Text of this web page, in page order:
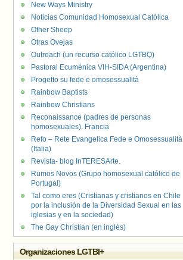
New Ways Ministry
Noticias Comunidad Homosexual Católica
Other Sheep
Otras Ovejas
Outreach (un recurso católico LGTBQ)
Pastoral Ecuménica VIH-SIDA (Argentina)
Progetto su fede e omosessualità
Rainbow Baptists
Rainbow Christians
Reconaissance (padres de personas
homosexuales). Francia
Refo – Rete Evangelica Fede e Omosessualità
(Italia)
Revista- blog InTERESArte.
Rumos Novos (Grupo homosexual católico de
Portugal)
Tal como eres (Cristianas y cristianos en Chile
por la inclusión de la Diversidad Sexual en las
iglesias y en la sociedad)
The Gay Christian (en inglés)
Organizaciones LGTBI+